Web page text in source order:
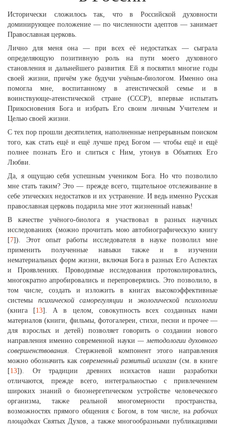
Исторически сложилось так, что в Российской духовности
доминирующее положение — по численности адептов — занимает
Православная церковь.
Лично для меня она — при всех её недостатках — сыграла
определяющую позитивную роль на пути моего духовного
становления и дальнейшего развития. Ей я посвятил многие годы
своей жизни, причём уже будучи учёным-биологом. Именно она
помогла мне, воспитанному в атеистической семье и в
воинствующе-атеистической стране (СССР), впервые испытать
Прикосновения Бога и избрать Его своим личным Учителем и
Целью своей жизни.
С тех пор прошли десятилетия, наполненные непрерывным поиском
того, как стать ещё и ещё лучше пред Богом — чтобы ещё и ещё
полнее познать Его и слиться с Ним, утонув в Объятиях Его
Любви.
Да, я ощущаю себя успешным учеником Бога. Но что позволило
мне стать таким? Это — прежде всего, тщательное отслеживание в
себе этических недостатков и их устранение. И ведь именно Русская
православная церковь подарила мне этот жизненный навык!
В качестве учёного-биолога я участвовал в разных научных
исследованиях (можно прочитать мою автобиографическую книгу
[7]). Этот опыт работы исследователя в науке позволил мне
применить полученные навыки также и в изучении
нематериальных форм жизни, включая Бога в разных Его Аспектах
и Проявлениях. Проводимые исследования протоколировались,
многократно апробировались и перепроверялись. Это позволило, в
том числе, создать и изложить в книгах высокоэффективные
системы психической саморегуляции иэкологической психологии
(книга [13]. А в целом, совокупность всех созданных нами
материалов (книги, фильмы, фотогалереи, стихи, песни и прочее —
для взрослых и детей) позволяет говорить о создании нового
направления именно современной науки — методологии духовного
совершенствования.
Стержневой компонент этого направления
можно обозначить как современный развитый исихазм (см. в книге
[13]). От традиции древних исихастов наши разработки
отличаются, прежде всего, интегральностью с привлечением
широких знаний о биоэнергетическом устройстве человеческого
организма, также реальной многомерности пространства,
возможностях прямого общения с Богом, в том числе, на рабочих
площадках Святых Духов, а также многообразными публикациями